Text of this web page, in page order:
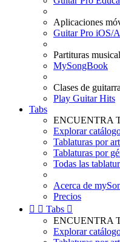
Aplicaciones
Guitar Pro iOS/
Partituras
MySongBook
Clases de guitarra
Play Guitar Hits
Tabs
ENCUENTRA
Explorar
Tablaturas por
Tablaturas por
Todas las
Acerca de
Precios
  Tabs 
ENCUENTRA
Explorar